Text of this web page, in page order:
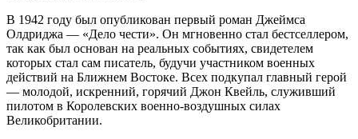
В 1942 году был опубликован первый роман Джеймса
Олдриджа — «Дело чести». Он мгновенно стал бестселлером,
так как был основан на реальных событиях, свидетелем
которых стал сам писатель, будучи участником военных
действий на Ближнем Востоке. Всех подкупал главный герой
— молодой, искренний, горячий Джон Квейль, служивший
пилотом в Королевских военно-воздушных силах
Великобритании.